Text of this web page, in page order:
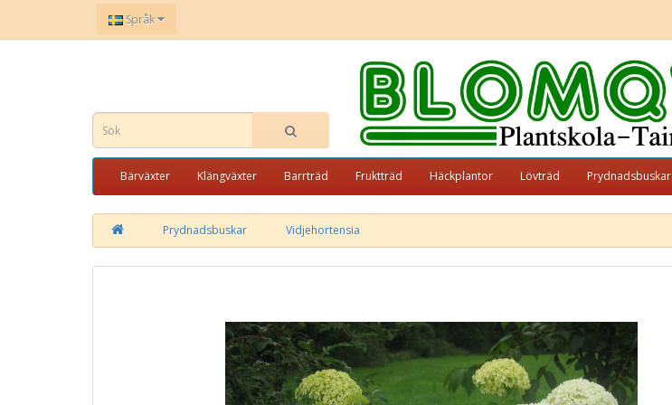
Språk
Bärväxter Klängväxter Barrträd Fruktträd Häckplantor Lövträd Prydnadsbuskar
Prydnadsbuskar Vidjehortensia